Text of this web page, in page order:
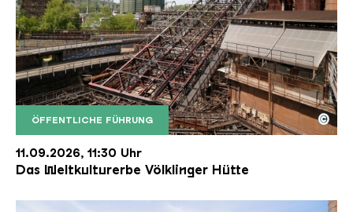
ÖFFENTLICHE FÜHRUNG
Der Erzschrägaufzug der Völklinger Hütte mit
Copyright: Weltkulturerbe Völklinger Hütte | Karl
©
11.09.2026, 11:30 Uhr
Das Weltkulturerbe Völklinger Hütte